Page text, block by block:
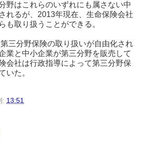
野はこれらのいずれにも属さない中
れるが、2013年現在、生命保険会社
も取り扱うことができる。
三分野保険の取り扱いが自由化され
業と中小企業が第三分野を販売して
会社は行政指導によって第三分野保
いた。
: 13:51